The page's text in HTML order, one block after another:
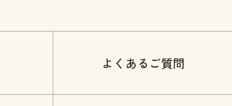
よくあるご質問